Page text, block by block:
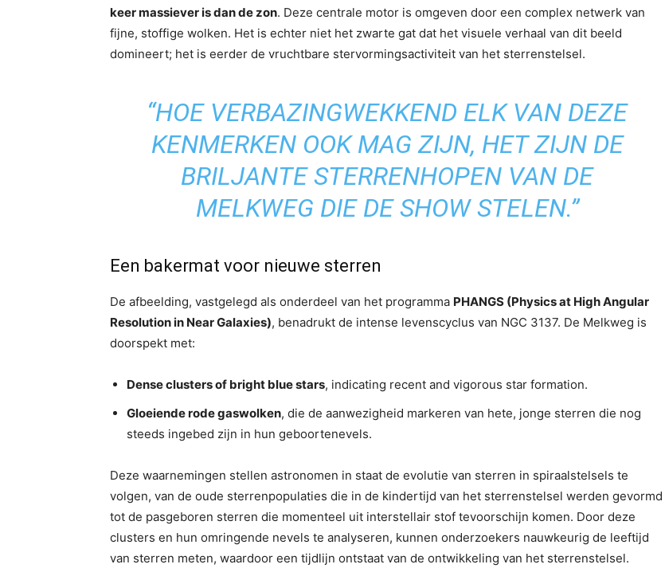
keer massiever is dan de zon. Deze centrale motor is omgeven door een complex netwerk van
fijne, stoffige wolken. Het is echter niet het zwarte gat dat het visuele verhaal van dit beeld
domineert; het is eerder de vruchtbare stervormingsactiviteit van het sterrenstelsel.
“HOE VERBAZINGWEKKEND ELK VAN DEZE
KENMERKEN OOK MAG ZIJN, HET ZIJN DE
BRILJANTE STERRENHOPEN VAN DE
MELKWEG DIE DE SHOW STELEN.”
Een bakermat voor nieuwe sterren
De afbeelding, vastgelegd als onderdeel van het programma PHANGS (Physics at High Angular
Resolution in Near Galaxies), benadrukt de intense levenscyclus van NGC 3137. De Melkweg is
doorspekt met:
Dense clusters of bright blue stars, indicating recent and vigorous star formation.
Gloeiende rode gaswolken, die de aanwezigheid markeren van hete, jonge sterren die nog
steeds ingebed zijn in hun geboortenevels.
Deze waarnemingen stellen astronomen in staat de evolutie van sterren in spiraalstelsels te
volgen, van de oude sterrenpopulaties die in de kindertijd van het sterrenstelsel werden gevormd
tot de pasgeboren sterren die momenteel uit interstellair stof tevoorschijn komen. Door deze
clusters en hun omringende nevels te analyseren, kunnen onderzoekers nauwkeurig de leeftijd
van sterren meten, waardoor een tijdlijn ontstaat van de ontwikkeling van het sterrenstelsel.